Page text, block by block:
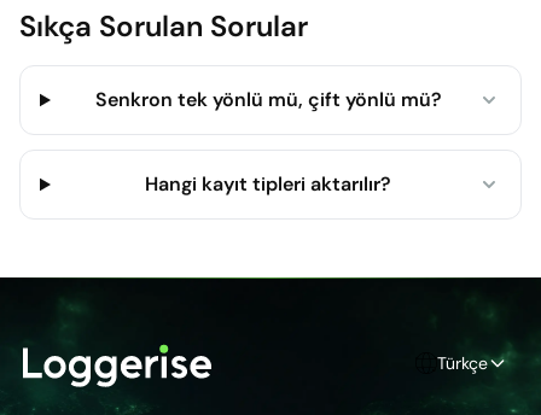
Sıkça Sorulan Sorular
Senkron tek yönlü mü, çift yönlü mü?
Hangi kayıt tipleri aktarılır?
Türkçe